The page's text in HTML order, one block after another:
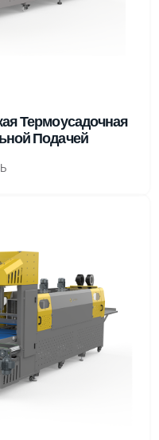
Термоусадочная
Подачей